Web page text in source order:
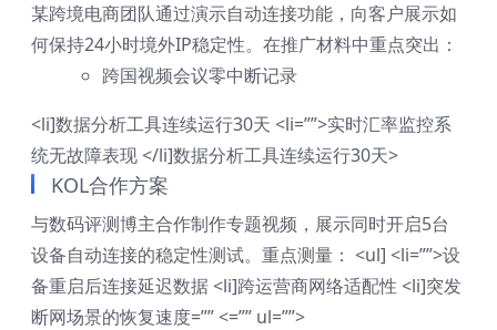
某跨境电商团队通过演示自动连接功能，向客户展示如
何保持24小时境外IP稳定性。在推广材料中重点突出：
跨国视频会议零中断记录
<li]数据分析工具连续运行30天 <li=””>实时汇率监控系
统无故障表现 </li]数据分析工具连续运行30天>
KOL合作方案
与数码评测博主合作制作专题视频，展示同时开启5台
设备自动连接的稳定性测试。重点测量： <ul] <li=””>设
备重启后连接延迟数据 <li]跨运营商网络适配性 <li]突发
断网场景的恢复速度=”” <=”” ul=””>